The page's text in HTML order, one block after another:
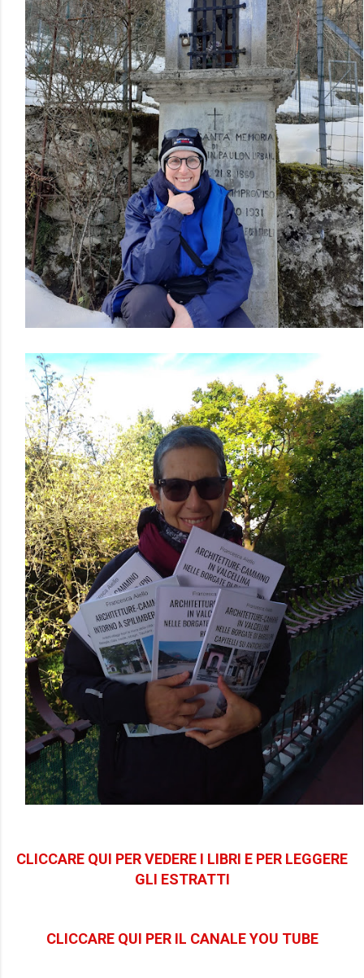
CLICCARE QUI PER VEDERE I LIBRI E PER LEGGERE
GLI ESTRATTI
CLICCARE QUI PER IL CANALE YOU TUBE